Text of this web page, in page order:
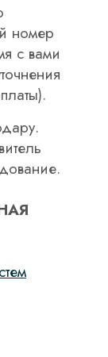
номер
с вами